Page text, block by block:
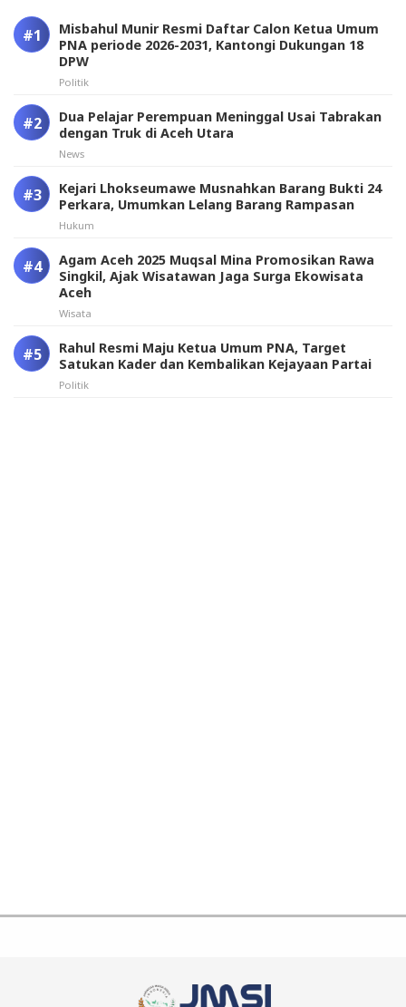
Misbahul Munir Resmi Daftar Calon Ketua Umum
PNA periode 2026-2031, Kantongi Dukungan 18
DPW
Politik
Dua Pelajar Perempuan Meninggal Usai Tabrakan
dengan Truk di Aceh Utara
News
Kejari Lhokseumawe Musnahkan Barang Bukti 24
Perkara, Umumkan Lelang Barang Rampasan
Hukum
Agam Aceh 2025 Muqsal Mina Promosikan Rawa
Singkil, Ajak Wisatawan Jaga Surga Ekowisata
Aceh
Wisata
Rahul Resmi Maju Ketua Umum PNA, Target
Satukan Kader dan Kembalikan Kejayaan Partai
Politik